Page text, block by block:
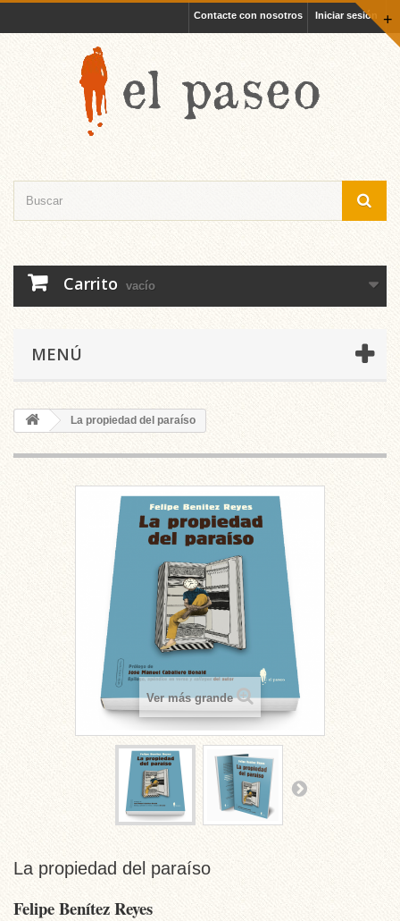
+
Iniciar sesión
Contacte con nosotros
Carrito vacío
MENÚ
La propiedad del paraíso
Ver más grande
La propiedad del paraíso
Felipe Benítez Reyes